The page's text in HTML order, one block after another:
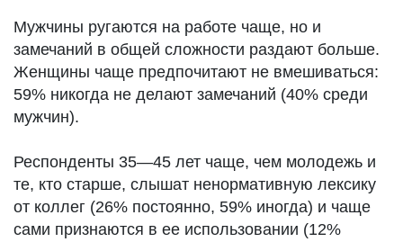
Мужчины ругаются на работе чаще, но и
замечаний в общей сложности раздают больше.
Женщины чаще предпочитают не вмешиваться:
59% никогда не делают замечаний (40% среди
мужчин).
Респонденты 35—45 лет чаще, чем молодежь и
те, кто старше, слышат ненормативную лексику
от коллег (26% постоянно, 59% иногда) и чаще
сами признаются в ее использовании (12%